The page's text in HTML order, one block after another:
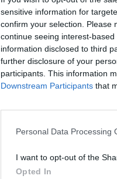
sensitive information for
confirm your selection. Please
continue seeing interest-
information disclosed to third
further disclosure of your
participants. This information
Downstream Participants that
Personal Data Processing
I want to opt-out of the
Opted In
Jelszó
Elfelejtette